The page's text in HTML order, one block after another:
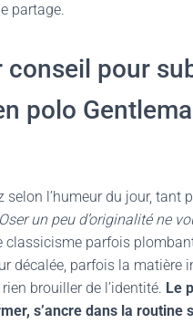
partage.
conseil pour
polo
selon l’humeur du jour, tant
Oser un peu d’originalité ne
classicisme parfois
décalée, parfois la matière
brouiller de l’identité. Le
s’ancre dans la routine